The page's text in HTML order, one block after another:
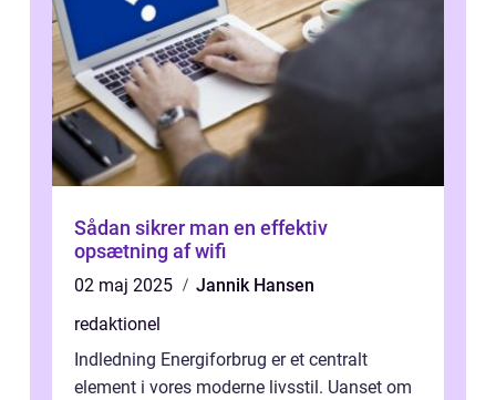
Sådan sikrer man en effektiv
opsætning af wifi
02 maj 2025
Jannik Hansen
redaktionel
Indledning Energiforbrug er et centralt
element i vores moderne livsstil. Uanset om